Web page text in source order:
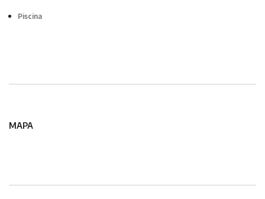
Piscina
MAPA